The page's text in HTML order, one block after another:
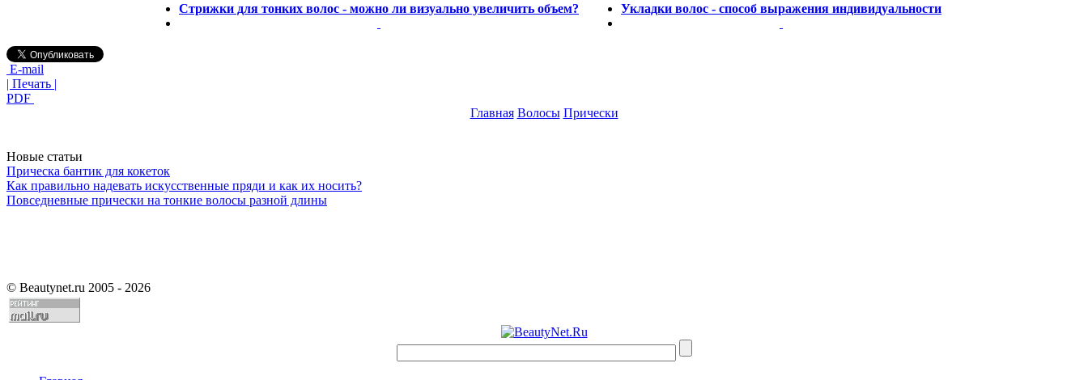
Стрижки для тонких волос - можно ли визуально увеличить объем? Укладки волос - способ выражения индивидуальности
E-mail
| Печать |
PDF
Главная Волосы Прически
Новые статьи
Прическа бантик для кокеток
Как правильно надевать искусственные пряди и как их носить?
Повседневные прически на тонкие волосы разной длины
© Beautynet.ru 2005 - 2026